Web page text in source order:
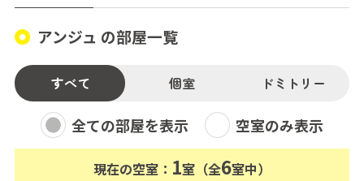
アンジュ の部屋一覧
すべて 個室 ドミトリー
全ての部屋を表示 空室のみ表示
現在の空室： 1室（全6室中）